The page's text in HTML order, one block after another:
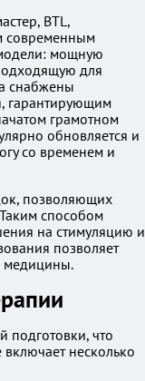
BTL,
современным
мощную
для
снабжены
гарантирующим
грамотном
обновляется и
со временем и
позволяющих
способом
на стимуляцию и
позволяет
медицины.
подготовки, что
несколько